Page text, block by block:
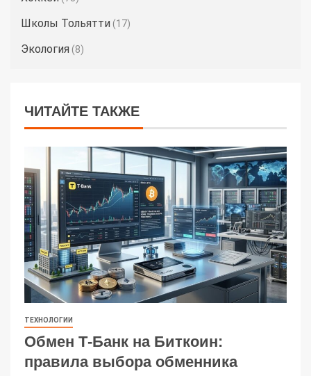
Школы Тольятти (17)
Экология (8)
ЧИТАЙТЕ ТАКЖЕ
ТЕХНОЛОГИИ
Обмен Т-Банк на Биткоин:
правила выбора обменника